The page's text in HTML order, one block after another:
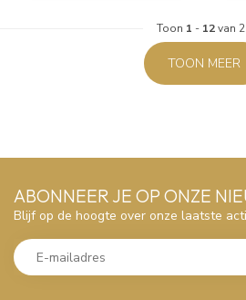
Toon 1 - 12van
TOON MEER
ABONNEER JE OP ONZE
Blijf op de hoogte over onze laatste